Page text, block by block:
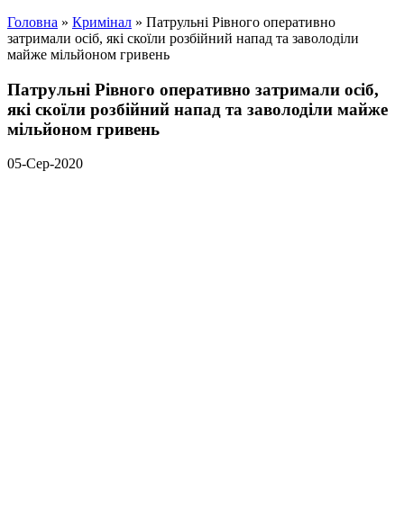
Головна » Кримінал » Патрульні Рівного оперативно
затримали осіб, які скоїли розбійний напад та заволоділи
майже мільйоном гривень
Патрульні Рівного оперативно затримали осіб,
які скоїли розбійний напад та заволоділи майже
мільйоном гривень
05-Сер-2020